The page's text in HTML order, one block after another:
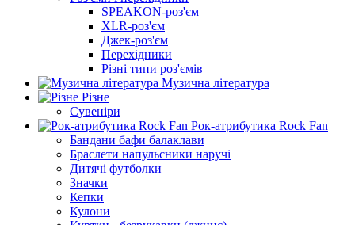
SPEAKON-роз'єм
XLR-роз'єм
Джек-роз'єм
Перехідники
Різні типи роз'ємів
Музична література
Різне
Сувеніри
Рок-атрибутика Rock Fan
Бандани бафи балаклави
Браслети напульсники наручі
Дитячі футболки
Значки
Кепки
Кулони